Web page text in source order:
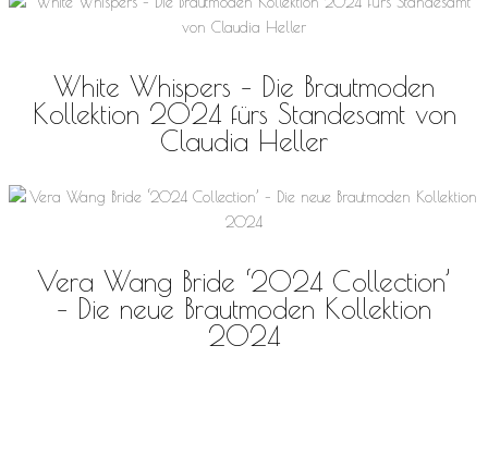
White Whispers – Die Brautmoden
Kollektion 2024 fürs Standesamt von
Claudia Heller
Vera Wang Bride ‘2024 Collection’
– Die neue Brautmoden Kollektion
2024